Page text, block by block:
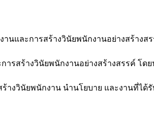
านและการสร้างวินัยพนักงานอย่างสร้าง
รสร้างวินัยพนักงานอย่างสร้างสรรค์ โด
งวินัยพนักงาน นำนโยบาย และงานที่ไ